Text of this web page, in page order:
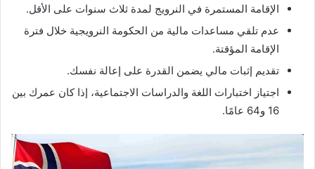
الإقامة المستمرة في النرويج لمدة ثلاث سنوات على الأقل.
عدم تلقي مساعدات مالية من الحكومة النرويجية خلال فترة
الإقامة المؤقتة.
تقديم إثبات مالي يضمن القدرة على إعالة نفسك.
اجتياز اختبارات اللغة والدراسات الاجتماعية، إذا كان عمرك بين
16 و64 عامًا.